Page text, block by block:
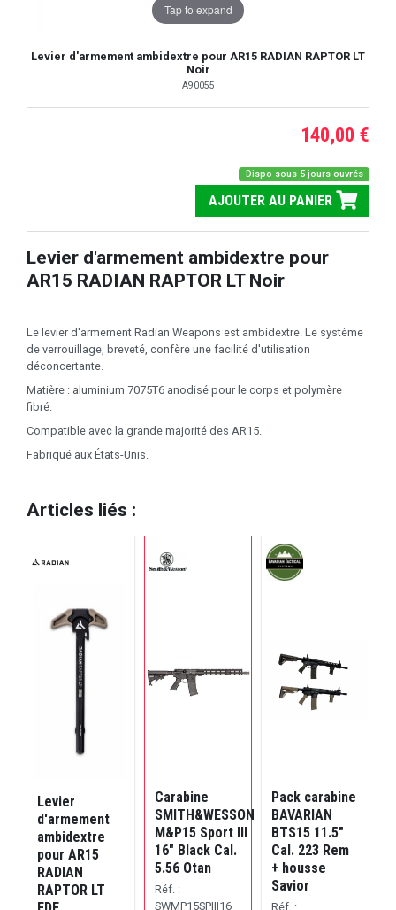
Tap to expand
Levier d'armement ambidextre pour AR15 RADIAN RAPTOR LT
Noir
A90055
140,00 €
Dispo sous 5 jours ouvrés
AJOUTER AU PANIER
Levier d'armement ambidextre pour
AR15 RADIAN RAPTOR LT Noir
Le levier d'armement Radian Weapons est ambidextre. Le système
de verrouillage, breveté, confère une facilité d'utilisation
déconcertante.
Matière : aluminium 7075T6 anodisé pour le corps et polymère
fibré.
Compatible avec la grande majorité des AR15.
Fabriqué aux États-Unis.
Articles liés :
Levier
d'armement
ambidextre
pour AR15
RADIAN
RAPTOR LT
Carabine
SMITH&WESSON
M&P15 Sport III
16" Black Cal.
5.56 Otan
Réf. :
SWMP15SPIII16
Pack carabine
BAVARIAN
BTS15 11.5"
Cal. 223 Rem
+ housse
Savior
Réf. :